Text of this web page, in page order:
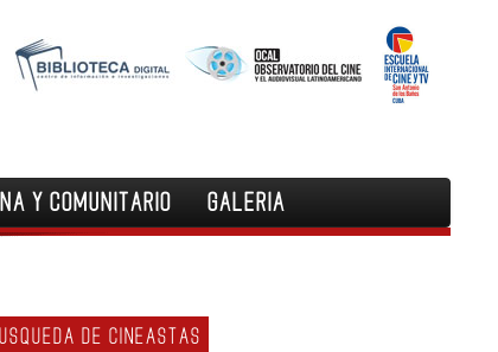
Y COMUNITARIO GALERIA
DE CINEASTAS